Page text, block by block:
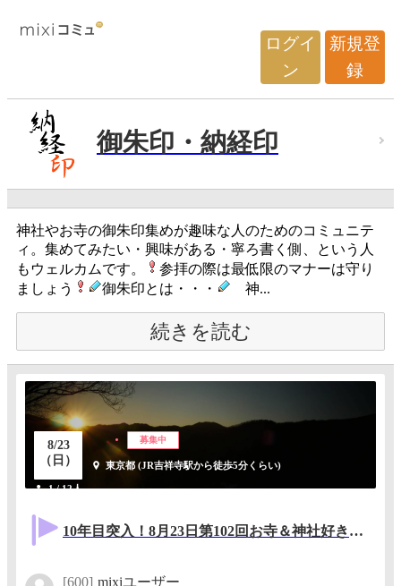
ログイ
ン
新規登
録
御朱印・納経印
神社やお寺の御朱印集めが趣味な人のためのコミュニテ
ィ。集めてみたい・興味がある・寧ろ書く側、という人
もウェルカムです。
参拝の際は最低限のマナーは守り
ましょう
御朱印とは・・・ 神...
続きを読む
8/23
（日）
募集中
東京都 (JR吉祥寺駅から徒歩5分くらい)
1 / 12人
10年目突入！8月23日第102回お寺＆神社好き集まれ会！！次回9月27日の予定
[600] mixiユーザー